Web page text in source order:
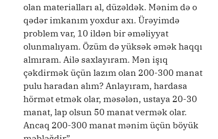
olan materialları al, düzəldək. Mənim də o
qədər imkanım yoxdur axı. Ürəyimdə
problem var, 10 ildən bir əməliyyat
olunmalıyam. Özüm də yüksək əmək haqqı
almıram. Ailə saxlayıram. Mən işıq
çəkdirmək üçün lazım olan 200-300 manat
pulu haradan alım? Anlayıram, hardasa
hörmət etmək olar, məsələn, ustaya 20-30
manat, lap olsun 50 manat vermək olar.
Ancaq 200-300 manat mənim üçün böyük